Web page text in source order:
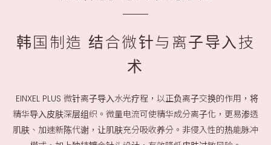
韩国制造 结合微针与离⼦导⼊技
术
EINXEL PLUS 微针离⼦导⼊水光疗程，以正负离⼦交换的作⽤，将
精华导⼊⽪肤深层组织。微量电流可使精华成分离⼦化，更易渗透
肌肤、加速新陈代谢，让肌肤充分吸收养分。非侵入性的热能脉冲